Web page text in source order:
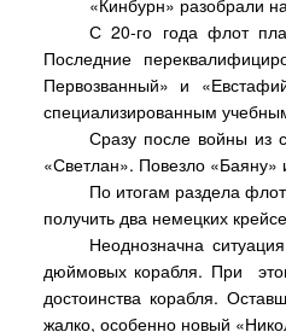
С 20-го года флот
Последние
Первозванный» и
специализированным
Сразу после войны из
«Светлан». Повезло
По итогам раздела
получить два немецких
Неоднозначна
дюймовых корабля. При
достоинства корабля.
жалко, особенно новый